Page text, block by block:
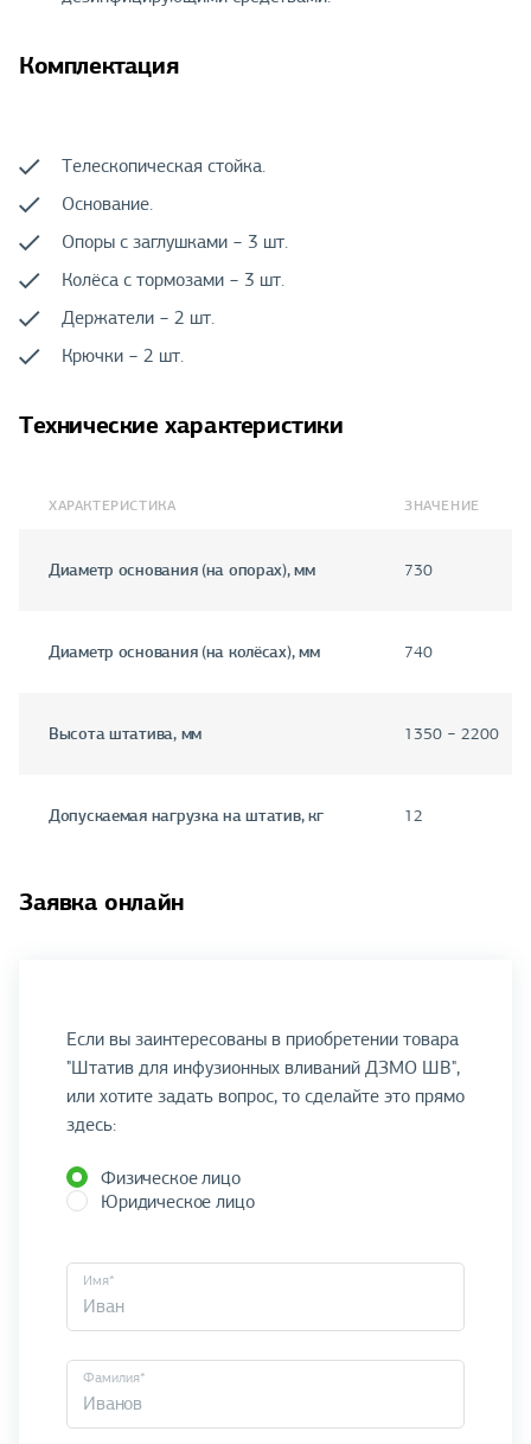
Комплектация
Телескопическая стойка.
Основание.
Опоры с заглушками − 3 шт.
Колёса с тормозами − 3 шт.
Держатели − 2 шт.
Крючки − 2 шт.
Технические характеристики
ХАРАКТЕРИСТИКА ЗНАЧЕНИЕ
Диаметр основания (на опорах), мм 730
Диаметр основания (на колёсах), мм 740
Высота штатива, мм 1350 − 2200
Допускаемая нагрузка на штатив, кг 12
Заявка онлайн
Если вы заинтересованы в приобретении товара
"Штатив для инфузионных вливаний ДЗМО ШВ",
или хотите задать вопрос, то сделайте это прямо
здесь:
Физическое лицо
Юридическое лицо
Имя*
Фамилия*